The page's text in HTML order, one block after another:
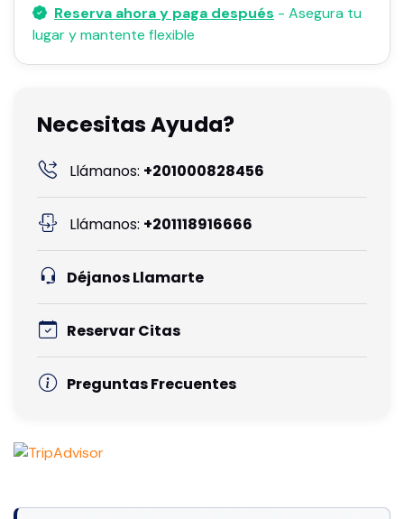
Reserva ahora y paga después - Asegura tu
lugar y mantente flexible
Necesitas Ayuda?
Llámanos: +201000828456
Llámanos: +201118916666
Déjanos Llamarte
Reservar Citas
Preguntas Frecuentes